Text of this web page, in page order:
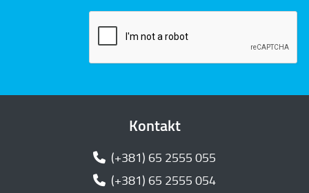
Kontakt
(+381) 65 2555 055
(+381) 65 2555 054